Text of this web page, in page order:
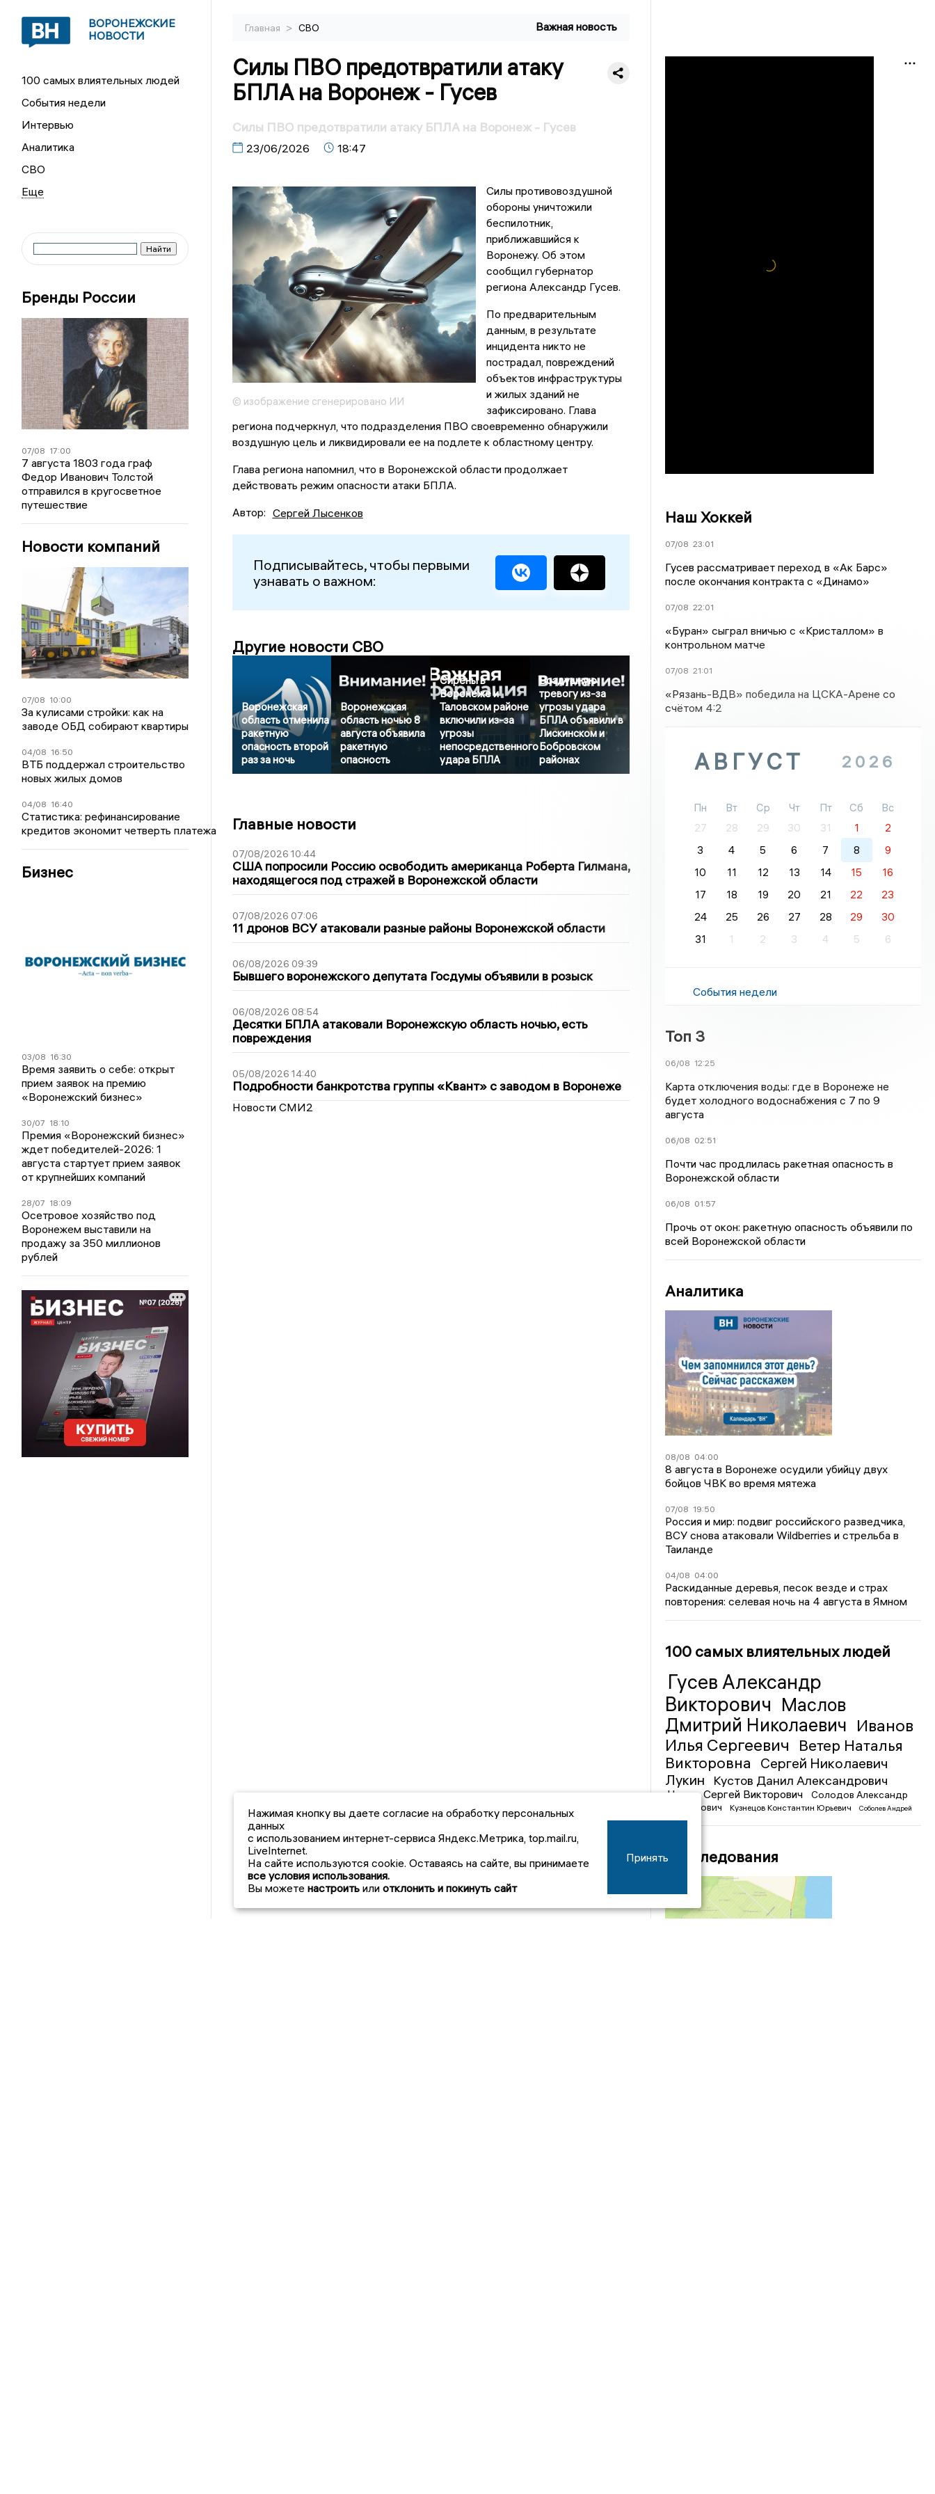
ВОРОНЕЖСКИЕ
НОВОСТИ
100 самых влиятельных людей
События недели
Интервью
Аналитика
СВО
Бренды России
07/08 17:00
7 августа 1803 года граф
Федор Иванович Толстой
отправился в кругосветное
путешествие
Новости компаний
07/08 10:00
За кулисами стройки: как на
заводе ОБД собирают квартиры
04/08 16:50
ВТБ поддержал строительство
новых жилых домов
04/08 16:40
Статистика: рефинансирование
кредитов экономит четверть платежа
Бизнес
03/08 16:30
Время заявить о себе: открыт
прием заявок на премию
«Воронежский бизнес»
30/07 18:10
Премия «Воронежский бизнес»
ждет победителей-2026: 1
августа стартует прием заявок
от крупнейших компаний
28/07 18:09
Осетровое хозяйство под
Воронежем выставили на
продажу за 350 миллионов
рублей
Главная > СВО Важная новость
Силы ПВО предотвратили атаку
БПЛА на Воронеж - Гусев
Силы ПВО предотвратили атаку БПЛА на Воронеж - Гусев
23/06/2026 18:47
© изображение сгенерировано ИИ
Силы противовоздушной
обороны уничтожили
беспилотник,
приближавшийся к
Воронежу. Об этом
сообщил губернатор
региона Александр Гусев.
По предварительным
данным, в результате
инцидента никто не
пострадал, повреждений
объектов инфраструктуры
и жилых зданий не
зафиксировано. Глава
региона подчеркнул, что подразделения ПВО своевременно обнаружили
воздушную цель и ликвидировали ее на подлете к областному центру.
Глава региона напомнил, что в Воронежской области продолжает
действовать режим опасности атаки БПЛА.
Автор: Сергей Лысенков
Подписывайтесь, чтобы первыми
узнавать о важном:
Другие новости СВО
Воронежская
область отменила
ракетную
опасность второй
раз за ночь
Воронежская
область ночью 8
августа объявила
ракетную
опасность
Сирены в
Воронеже и
Таловском районе
включили из-за
угрозы
непосредственного
удара БПЛА
Воздушную
тревогу из-за
угрозы удара
БПЛА объявили в
Лискинском и
Бобровском
районах
Главные новости
07/08/2026 10:44
США попросили Россию освободить американца Роберта Гилмана,
находящегося под стражей в Воронежской области
07/08/2026 07:06
11 дронов ВСУ атаковали разные районы Воронежской области
06/08/2026 09:39
Бывшего воронежского депутата Госдумы объявили в розыск
06/08/2026 08:54
Десятки БПЛА атаковали Воронежскую область ночью, есть
повреждения
05/08/2026 14:40
Подробности банкротства группы «Квант» с заводом в Воронеже
Новости СМИ2
Наш Хоккей
07/08 23:01
Гусев рассматривает переход в «Ак Барс»
после окончания контракта с «Динамо»
07/08 22:01
«Буран» сыграл вничью с «Кристаллом» в
контрольном матче
07/08 21:01
«Рязань-ВДВ» победила на ЦСКА-Арене со
счётом 4:2
АВГУСТ 2026
Пн Вт Ср Чт Пт Сб
Вс
27
28 29 30 31 1
2
3
4 5 6 7 8
9
10
11 12 13 14 15
16
17
18 19 20 21 22
23
24
25 26 27 28 29
30
31
1 2 3 4 5 6
События недели
Топ 3
06/08 12:25
Карта отключения воды: где в Воронеже не
будет холодного водоснабжения с 7 по 9
августа
06/08 02:51
Почти час продлилась ракетная опасность в
Воронежской области
06/08 01:57
Прочь от окон: ракетную опасность объявили по
всей Воронежской области
Аналитика
08/08 04:00
8 августа в Воронеже осудили убийцу двух
бойцов ЧВК во время мятежа
07/08 19:50
Россия и мир: подвиг российского разведчика,
ВСУ снова атаковали Wildberries и стрельба в
Таиланде
04/08 04:00
Раскиданные деревья, песок везде и страх
повторения: селевая ночь на 4 августа в Ямном
100 самых влиятельных людей
Гусев Александр
Викторович Маслов
Дмитрий Николаевич Иванов
Илья Сергеевич
Ветер Наталья
Викторовна
Сергей Николаевич
Лукин
Кустов Данил Александрович
Чижов Сергей Викторович
Солодов Александр
Михайлович
Кузнецов Константин Юрьевич
Соболев Андрей
Иванович
Расследования
Нажимая кнопку вы даете согласие на обработку персональных
данных
с использованием интернет-сервиса Яндекс.Метрика, top.mail.ru,
LiveInternet.
На сайте используются cookie. Оставаясь на сайте, вы принимаете
все условия использования.
Вы можете настроить или отклонить и покинуть сайт
Принять